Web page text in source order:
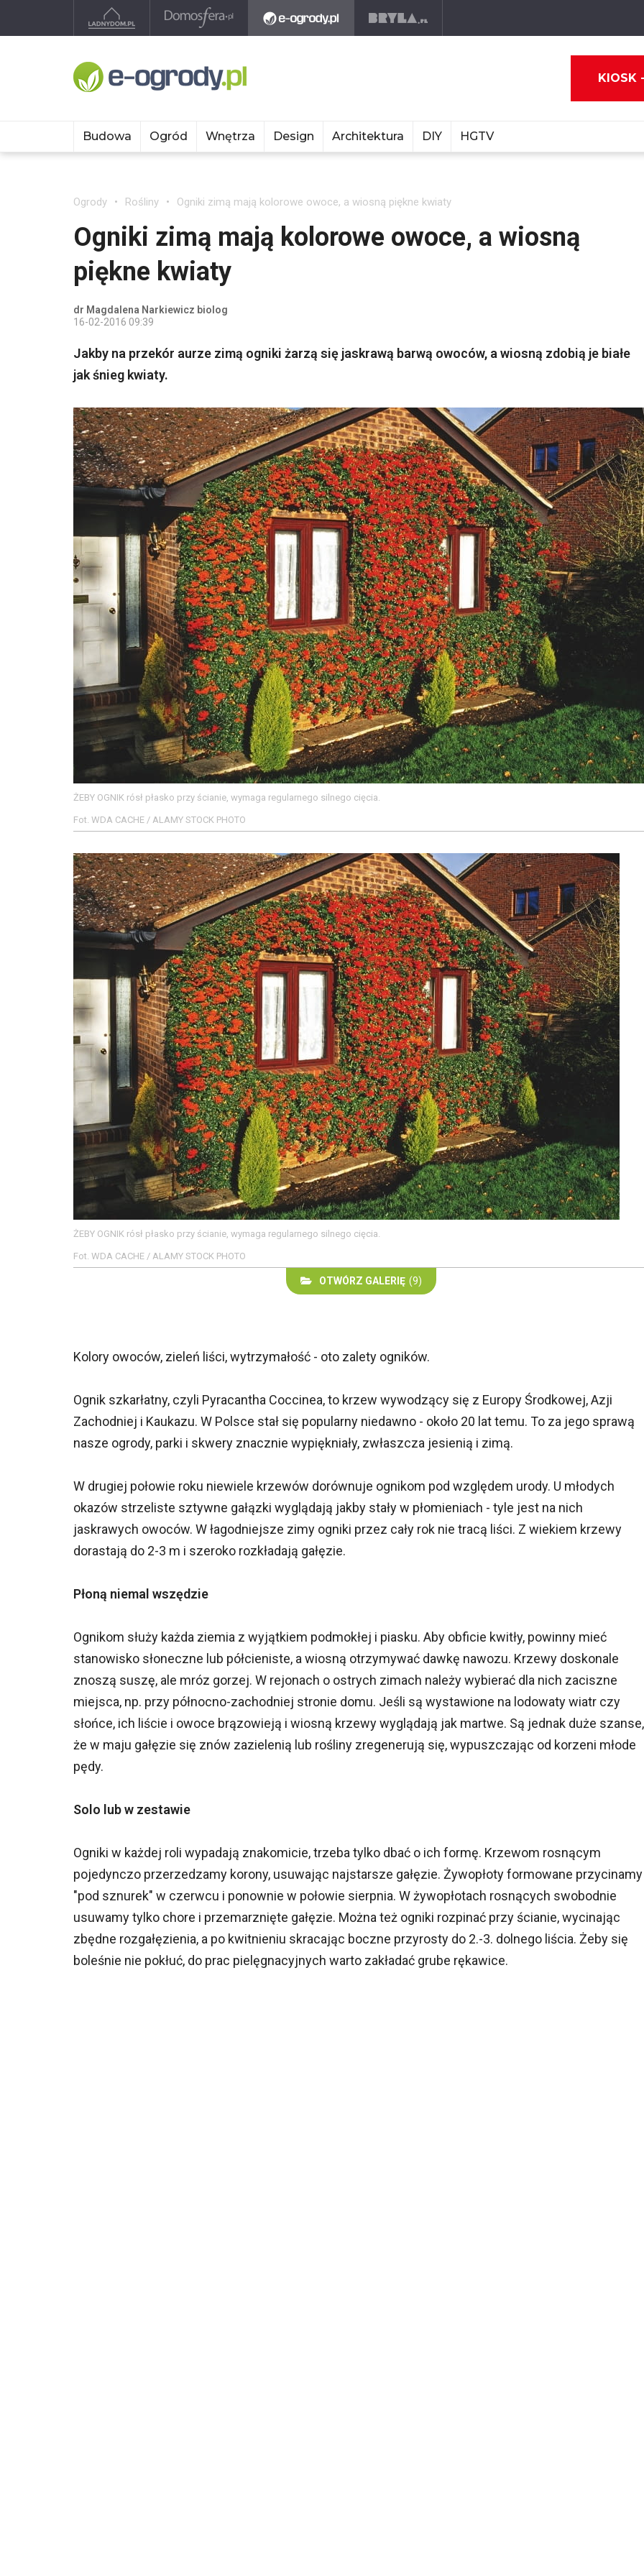
KIOSK
Budowa Ogród Wnętrza Design Architektura DIY HGTV
Ogrody Rośliny Ogniki zimą mają kolorowe owoce, a wiosną piękne kwiaty
Ogniki zimą mają kolorowe owoce, a wiosną
piękne kwiaty
dr Magdalena Narkiewicz biolog
16-02-2016 09:39
Jakby na przekór aurze zimą ogniki żarzą się jaskrawą barwą owoców, a wiosną zdobią je białe
jak śnieg kwiaty.
ŻEBY OGNIK rósł płasko przy ścianie, wymaga regularnego silnego cięcia.
Fot. WDA CACHE / ALAMY STOCK PHOTO
ŻEBY OGNIK rósł płasko przy ścianie, wymaga regularnego silnego cięcia.
Fot. WDA CACHE / ALAMY STOCK PHOTO
OTWÓRZ GALERIĘ (9)
Kolory owoców, zieleń liści, wytrzymałość - oto zalety ogników.
Ognik szkarłatny, czyli Pyracantha Coccinea, to krzew wywodzący się z Europy Środkowej, Azji
Zachodniej i Kaukazu. W Polsce stał się popularny niedawno - około 20 lat temu. To za jego sprawą
nasze ogrody, parki i skwery znacznie wypiękniały, zwłaszcza jesienią i zimą.
W drugiej połowie roku niewiele krzewów dorównuje ognikom pod względem urody. U młodych
okazów strzeliste sztywne gałązki wyglądają jakby stały w płomieniach - tyle jest na nich
jaskrawych owoców. W łagodniejsze zimy ogniki przez cały rok nie tracą liści. Z wiekiem krzewy
dorastają do 2-3 m i szeroko rozkładają gałęzie.
Płoną niemal wszędzie
Ognikom służy każda ziemia z wyjątkiem podmokłej i piasku. Aby obficie kwitły, powinny mieć
stanowisko słoneczne lub półcieniste, a wiosną otrzymywać dawkę nawozu. Krzewy doskonale
znoszą suszę, ale mróz gorzej. W rejonach o ostrych zimach należy wybierać dla nich zaciszne
miejsca, np. przy północno-zachodniej stronie domu. Jeśli są wystawione na lodowaty wiatr czy
słońce, ich liście i owoce brązowieją i wiosną krzewy wyglądają jak martwe. Są jednak duże szanse,
że w maju gałęzie się znów zazielenią lub rośliny zregenerują się, wypuszczając od korzeni młode
pędy.
Solo lub w zestawie
Ogniki w każdej roli wypadają znakomicie, trzeba tylko dbać o ich formę. Krzewom rosnącym
pojedynczo przerzedzamy korony, usuwając najstarsze gałęzie. Żywopłoty formowane przycinamy
"pod sznurek" w czerwcu i ponownie w połowie sierpnia. W żywopłotach rosnących swobodnie
usuwamy tylko chore i przemarznięte gałęzie. Można też ogniki rozpinać przy ścianie, wycinając
zbędne rozgałęzienia, a po kwitnieniu skracając boczne przyrosty do 2.-3. dolnego liścia. Żeby się
boleśnie nie pokłuć, do prac pielęgnacyjnych warto zakładać grube rękawice.